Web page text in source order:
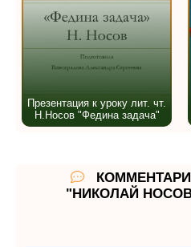
Презентация к уроку лит. чт.
Н.Носов "Федина задача"
"НИКОЛАЙ